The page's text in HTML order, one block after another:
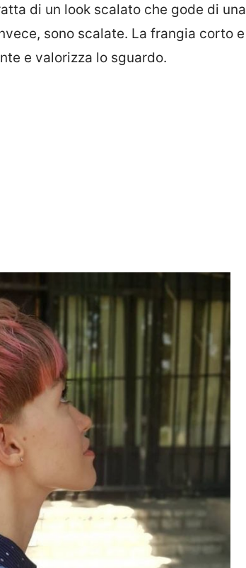
di un look scalato che gode di una
sono scalate. La frangia corto e
e valorizza lo sguardo.